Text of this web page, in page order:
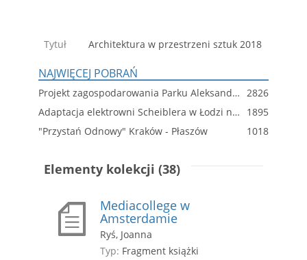
Tytuł Architektura w przestrzeni sztuk 2018
NAJWIĘCEJ POBRAŃ
Projekt zagospodarowania Parku Aleksandry w Krakowie 2826
Adaptacja elektrowni Scheiblera w Łodzi na bibliotekę
1895
"Przystań Odnowy" Kraków - Płaszów
1018
Elementy kolekcji (38)
Mediacollege w
Amsterdamie
Ryś, Joanna
Typ: Fragment książki